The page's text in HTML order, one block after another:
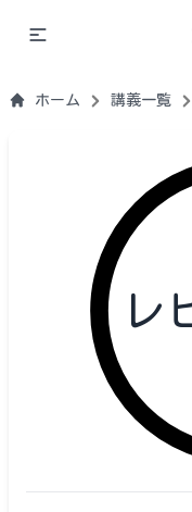
ホーム 講義一覧
レ